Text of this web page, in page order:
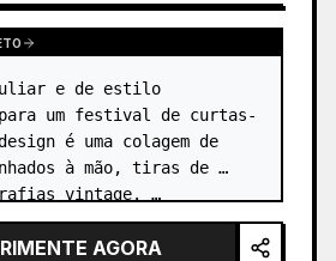
dispositivos móveis como o
final preserva o conteúdo real da
mesmo tempo que cria abaixo
memória" com uma sensação de
a cada foto uma emoção
e uma identidade visual
e de estilo
para um festival de curtas-
é uma colagem de
à mão, tiras de
vintage. …
AGORA